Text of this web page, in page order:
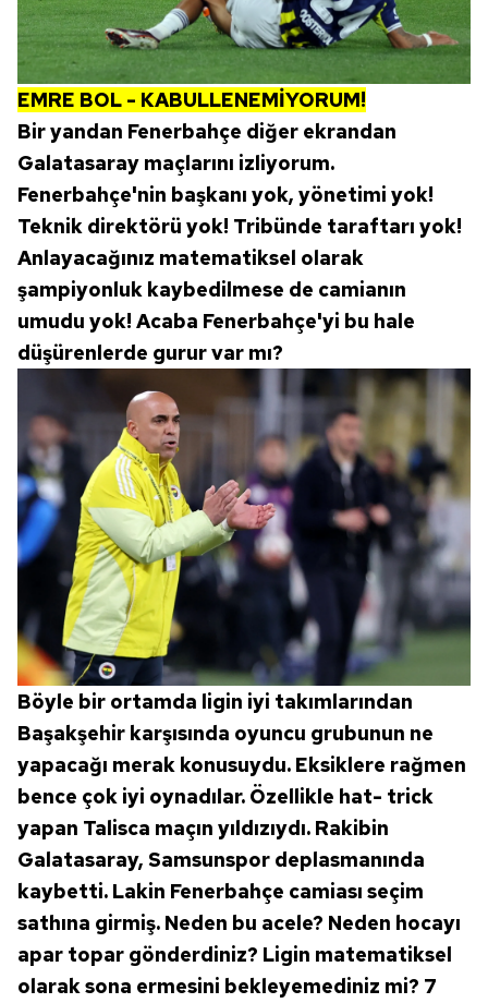
sınırlı olarak açık rızanız dahilinde kullanılacaktır.
Çerezlere ilişkin tercihlerinizi aşağıda yer alan panel
vasıtasıyla belirleyebilirsiniz. Çerezlere ilişkin detaylı bilgi
için Ayarlar butonuna tıklayabilir,Çerez Bilgilendirme
Metnimizi
ziyaret edebilirsiniz.
6698 sayılı Kişisel Verilerin Korunması Kanunu uyarınca
hazırlanmış Aydınlatma Metnimizi okumak ve sitemizde
ilgili mevzuata uygun olarak kullanılan çerezlerle ilgili bilgi
almak için lütfentıklayınız.
EMRE BOL - KABULLENEMİYORUM!
Bir yandan Fenerbahçe diğer ekrandan
Galatasaray maçlarını izliyorum.
Fenerbahçe'nin başkanı yok, yönetimi yok!
Teknik direktörü yok! Tribünde taraftarı yok!
Anlayacağınız matematiksel olarak
şampiyonluk kaybedilmese de camianın
umudu yok! Acaba Fenerbahçe'yi bu hale
düşürenlerde gurur var mı?
Böyle bir ortamda ligin iyi takımlarından
Başakşehir karşısında oyuncu grubunun ne
yapacağı merak konusuydu. Eksiklere rağmen
bence çok iyi oynadılar. Özellikle hat- trick
yapan Talisca maçın yıldızıydı. Rakibin
Galatasaray, Samsunspor deplasmanında
kaybetti. Lakin Fenerbahçe camiası seçim
sathına girmiş. Neden bu acele? Neden hocayı
apar topar gönderdiniz? Ligin matematiksel
olarak sona ermesini bekleyemediniz mi? 7